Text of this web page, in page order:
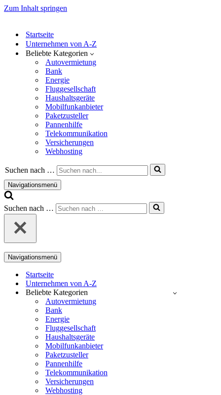
Zum Inhalt springen
Startseite
Unternehmen von A-Z
Beliebte Kategorien
Autovermietung
Bank
Energie
Fluggesellschaft
Haushaltsgeräte
Mobilfunkanbieter
Paketzusteller
Pannenhilfe
Telekommunikation
Versicherungen
Webhosting
Suchen nach …
Navigationsmenü
Suchen nach …
Navigationsmenü
Startseite
Unternehmen von A-Z
Beliebte Kategorien
Autovermietung
Bank
Energie
Fluggesellschaft
Haushaltsgeräte
Mobilfunkanbieter
Paketzusteller
Pannenhilfe
Telekommunikation
Versicherungen
Webhosting